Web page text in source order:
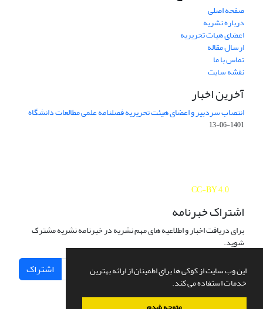
این وب سایت از کوکی ها برای اطمینان از ارائه بهترین
خدمات استفاده می کند.
صفحه اصلی
درباره نشریه
اعضای هیات تحریریه
ارسال مقاله
تماس با ما
نقشه سایت
آخرین اخبار
انتصاب سردبیر و اعضای هیئت تحریریه فصلنامه علمی مطالعات دانشگاه
1401-06-13
CC-BY 4.0
اشتراک خبرنامه
برای دریافت اخبار و اطلاعیه های مهم نشریه در خبرنامه نشریه مشترک
شوید.
اشتراک